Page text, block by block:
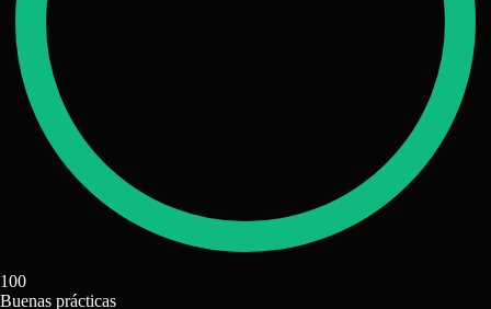
100
Buenas prácticas